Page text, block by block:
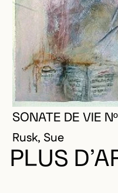
SONATE DE VIE Nº
Rusk, Sue
PLUS